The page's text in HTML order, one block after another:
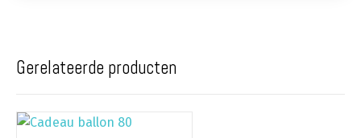
Gerelateerde producten